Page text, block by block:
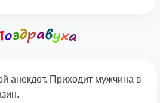
анекдот. Приходит мужчина в